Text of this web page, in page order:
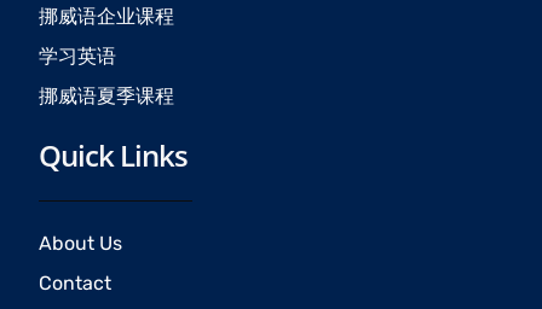
挪威语企业课程
学习英语
挪威语夏季课程
Quick Links
About Us
Contact